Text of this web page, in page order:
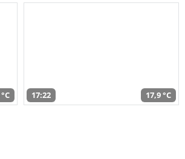
17:22 17,9 °C